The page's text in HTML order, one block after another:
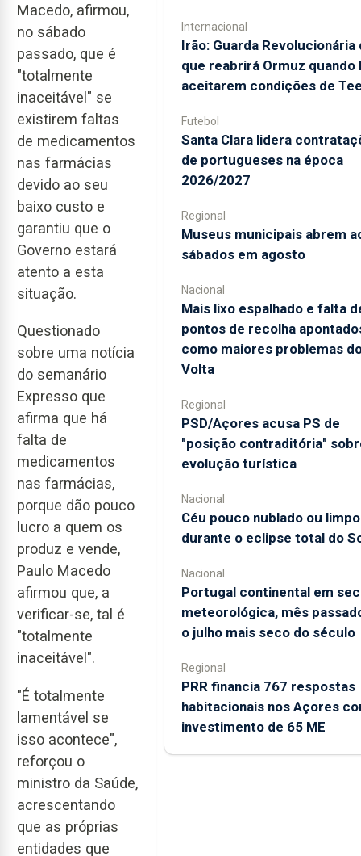
Macedo, afirmou,
no sábado
passado, que é
"totalmente
inaceitável" se
existirem faltas
de medicamentos
nas farmácias
devido ao seu
baixo custo e
garantiu que o
Governo estará
atento a esta
situação.
Questionado
sobre uma notícia
do semanário
Expresso que
afirma que há
falta de
medicamentos
nas farmácias,
porque dão pouco
lucro a quem os
produz e vende,
Paulo Macedo
afirmou que, a
verificar-se, tal é
"totalmente
inaceitável".
"É totalmente
lamentável se
isso acontece",
reforçou o
ministro da Saúde,
acrescentando
que as próprias
entidades que
Internacional
Irão: Guarda Revolucionária
que reabrirá Ormuz quando
aceitarem condições de
Futebol
Santa Clara lidera
de portugueses na época
2026/2027
Regional
Museus municipais abrem
sábados em agosto
Nacional
Mais lixo espalhado e falta
pontos de recolha
como maiores problemas
Volta
Regional
PSD/Açores acusa PS de
"posição contraditória"
evolução turística
Nacional
Céu pouco nublado ou limpo
durante o eclipse total do
Nacional
Portugal continental em
meteorológica, mês
o julho mais seco do século
Regional
PRR financia 767 respostas
habitacionais nos Açores
investimento de 65 ME